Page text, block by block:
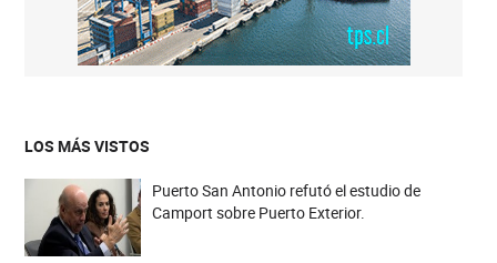
LOS MÁS VISTOS
Puerto San Antonio refutó el estudio de
Camport sobre Puerto Exterior.